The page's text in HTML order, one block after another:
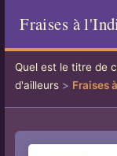
Fraises à
Quel est le titre de
d'ailleurs> Fraises